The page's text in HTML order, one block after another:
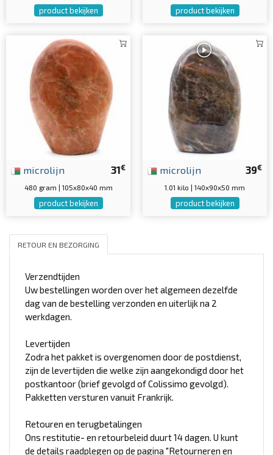
product bekijken product bekijken
31€
microlijn
480 gram | 105x80x40 mm
product bekijken
39€
microlijn
1.01 kilo | 140x90x50 mm
product bekijken
RETOUR EN BEZORGING
Verzendtijden
Uw bestellingen worden over het algemeen dezelfde
dag van de bestelling verzonden en uiterlijk na 2
werkdagen.
Levertijden
Zodra het pakket is overgenomen door de postdienst,
zijn de levertijden die welke zijn aangekondigd door het
postkantoor (brief gevolgd of Colissimo gevolgd).
Pakketten versturen vanuit Frankrijk.
Retouren en terugbetalingen
Ons restitutie- en retourbeleid duurt 14 dagen. U kunt
de details raadplegen op de pagina "Retourneren en